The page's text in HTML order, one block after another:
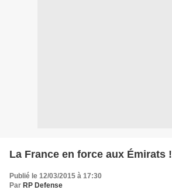
La France en force aux Émirats !
Publié le 12/03/2015 à 17:30
Par RP Defense